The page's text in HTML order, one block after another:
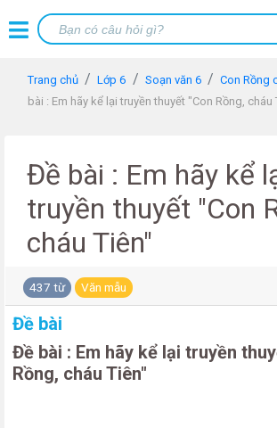
Trang chủ Lớp 6 Soạn văn 6 Con Rồng
bài : Em hãy kể lại truyền thuyết "Con Rồng, cháu
Đề bài : Em hãy kể
truyền thuyết "Con
cháu Tiên"
437 từ Văn mẫu
Đề bài
Đề bài : Em hãy kể lại truyền
Rồng, cháu Tiên"